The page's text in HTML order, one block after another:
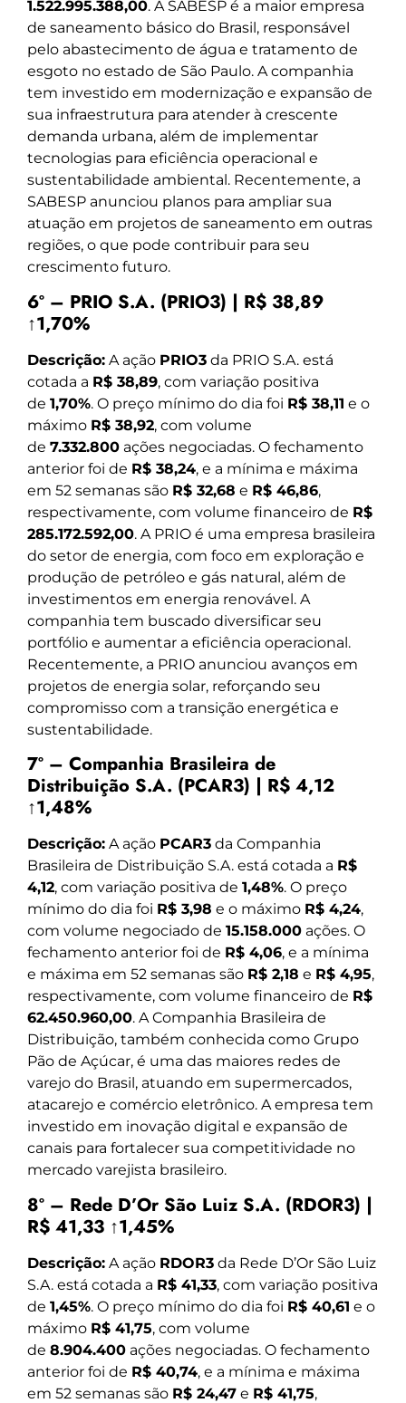
1.522.995.388,00. A SABESP é a maior empresa
de saneamento básico do Brasil, responsável
pelo abastecimento de água e tratamento de
esgoto no estado de São Paulo. A companhia
tem investido em modernização e expansão de
sua infraestrutura para atender à crescente
demanda urbana, além de implementar
tecnologias para eficiência operacional e
sustentabilidade ambiental. Recentemente, a
SABESP anunciou planos para ampliar sua
atuação em projetos de saneamento em outras
regiões, o que pode contribuir para seu
crescimento futuro.
6º – PRIO S.A. (PRIO3) | R$ 38,89
↑1,70%
Descrição: A ação PRIO3 da PRIO S.A. está
cotada a R$ 38,89, com variação positiva
de 1,70%. O preço mínimo do dia foi R$ 38,11 e o
máximo R$ 38,92, com volume
de 7.332.800 ações negociadas. O fechamento
anterior foi de R$ 38,24, e a mínima e máxima
em 52 semanas são R$ 32,68 e R$ 46,86,
respectivamente, com volume financeiro de R$
285.172.592,00. A PRIO é uma empresa brasileira
do setor de energia, com foco em exploração e
produção de petróleo e gás natural, além de
investimentos em energia renovável. A
companhia tem buscado diversificar seu
portfólio e aumentar a eficiência operacional.
Recentemente, a PRIO anunciou avanços em
projetos de energia solar, reforçando seu
compromisso com a transição energética e
sustentabilidade.
7º – Companhia Brasileira de
Distribuição S.A. (PCAR3) | R$ 4,12
↑1,48%
Descrição: A ação PCAR3 da Companhia
Brasileira de Distribuição S.A. está cotada a R$
4,12, com variação positiva de 1,48%. O preço
mínimo do dia foi R$ 3,98 e o máximo R$ 4,24,
com volume negociado de 15.158.000 ações. O
fechamento anterior foi de R$ 4,06, e a mínima
e máxima em 52 semanas são R$ 2,18 e R$ 4,95,
respectivamente, com volume financeiro de R$
62.450.960,00. A Companhia Brasileira de
Distribuição, também conhecida como Grupo
Pão de Açúcar, é uma das maiores redes de
varejo do Brasil, atuando em supermercados,
atacarejo e comércio eletrônico. A empresa tem
investido em inovação digital e expansão de
canais para fortalecer sua competitividade no
mercado varejista brasileiro.
8º – Rede D’Or São Luiz S.A. (RDOR3) |
R$ 41,33 ↑1,45%
Descrição: A ação RDOR3 da Rede D’Or São Luiz
S.A. está cotada a R$ 41,33, com variação positiva
de 1,45%. O preço mínimo do dia foi R$ 40,61 e o
máximo R$ 41,75, com volume
de 8.904.400 ações negociadas. O fechamento
anterior foi de R$ 40,74, e a mínima e máxima
em 52 semanas são R$ 24,47 e R$ 41,75,